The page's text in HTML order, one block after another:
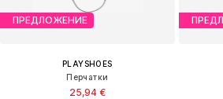
ПРЕДЛОЖЕНИЕ
PLAYSHOES
Перчатки
25,94 €